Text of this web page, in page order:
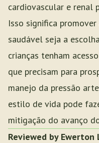
cardiovascular e renal
Isso significa
saudável seja a
crianças tenham
que precisam para
manejo da pressão
estilo de vida pode
mitigação do avanço
Reviewed by Ewerton